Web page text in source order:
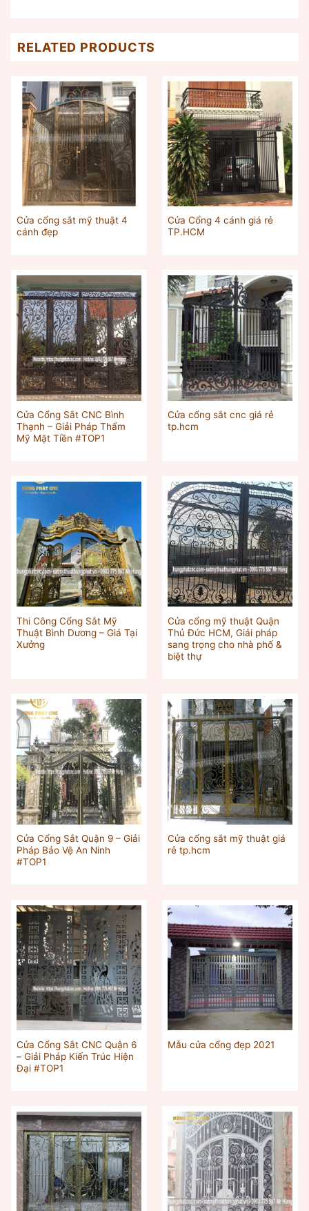
RELATED PRODUCTS
Cửa cổng sắt mỹ thuật 4
cánh đẹp
Cửa Cổng 4 cánh giá rẻ
TP.HCM
Cửa Cổng Sắt CNC Bình
Thạnh – Giải Pháp Thẩm
Mỹ Mặt Tiền #TOP1
Cửa cổng sắt cnc giá rẻ
tp.hcm
Thi Công Cổng Sắt Mỹ
Thuật Bình Dương – Giá Tại
Xưởng
Cửa cổng mỹ thuật Quận
Thủ Đức HCM, Giải pháp
sang trọng cho nhà phố &
biệt thự
Cửa Cổng Sắt Quận 9 – Giải
Pháp Bảo Vệ An Ninh
#TOP1
Cửa cổng sắt mỹ thuật giá
rẻ tp.hcm
Cửa Cổng Sắt CNC Quận 6
– Giải Pháp Kiến Trúc Hiện
Đại #TOP1
Mẫu cửa cổng đẹp 2021